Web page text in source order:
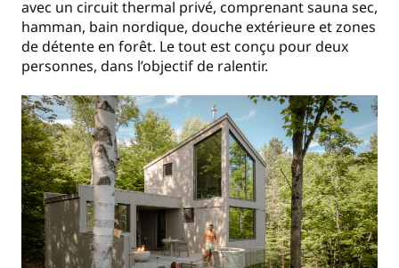
avec un circuit thermal privé, comprenant sauna sec,
hamman, bain nordique, douche extérieure et zones
de détente en forêt. Le tout est conçu pour deux
personnes, dans l’objectif de ralentir.